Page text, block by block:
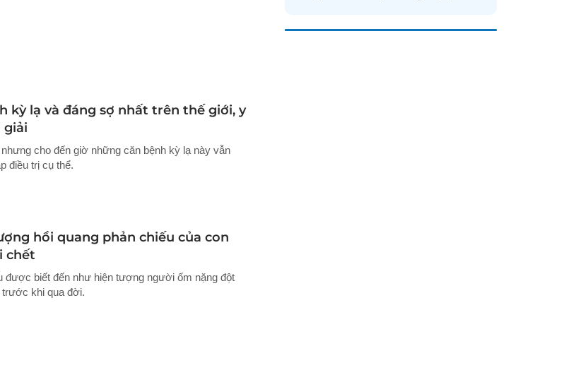
kỳ lạ và đáng sợ nhất trên thế giới, y
giải
cho đến giờ những căn bệnh kỳ lạ này vẫn
điều trị cụ thể.
hồi quang phản chiếu của con
chết
được biết đến như hiện tượng người ốm nặng đột
trước khi qua đời.